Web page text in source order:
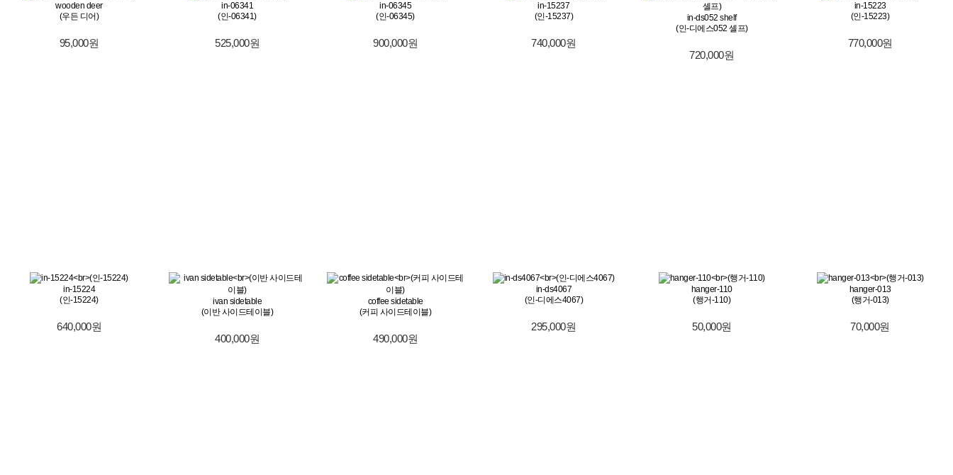
wooden deer
(우든 디어)
95,000원
in-06341
(인-06341)
525,000원
in-06345
(인-06345)
900,000원
in-15237
(인-15237)
740,000원
in-ds052 shelf
(인-디에스052 셸프)
720,000원
in-15223
(인-15223)
770,000원
in-15224
(인-15224)
640,000원
ivan sidetable
(이반 사이드테이블)
400,000원
coffee sidetable
(커피 사이드테이블)
490,000원
in-ds4067
(인-디에스4067)
295,000원
hanger-110
(행거-110)
50,000원
hanger-013
(행거-013)
70,000원